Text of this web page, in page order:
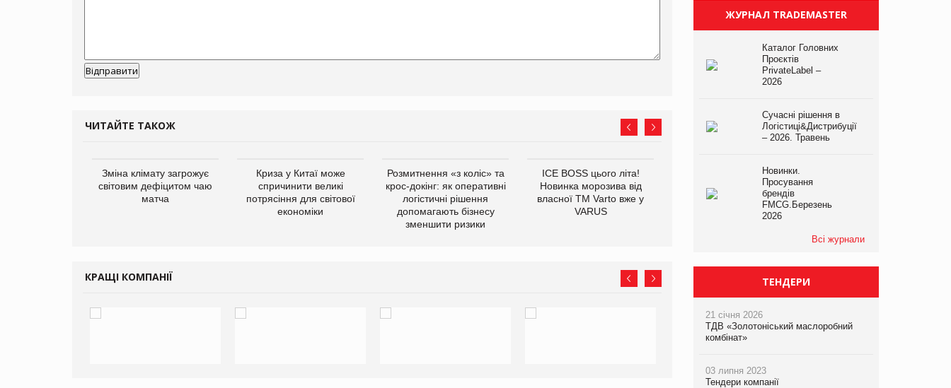
ЧИТАЙТЕ ТАКОЖ
Зміна клімату загрожує
світовим дефіцитом чаю
матча
Криза у Китаї може
спричинити великі
потрясіння для світової
економіки
Розмитнення «з коліс» та
крос-докінг: як оперативні
логістичні рішення
допомагають бізнесу
зменшити ризики
ICE BOSS цього літа!
Новинка морозива від
власної ТМ Varto вже у
VARUS
EVA.UA запустила
кампанію «Хто б знав» про
асортимент, якого покупці
не очікують побачити на
КРАЩІ КОМПАНІЇ
ЖУРНАЛ TRADEMASTER
Каталог Головних
Проєктів
PrivateLabel –
2026
Сучасні рішення в
Логістиці&Дистрибуції
– 2026. Травень
Новинки.
Просування
брендів
FMCG.Березень
2026
Всі журнали
ТЕНДЕРИ
21 січня 2026
ТДВ «Золотоніський маслоробний
комбінат»
03 липня 2023
Тендери компанії